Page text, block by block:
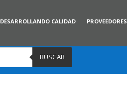
DESARROLLANDO CALIDAD PROVEEDORES
BUSCAR